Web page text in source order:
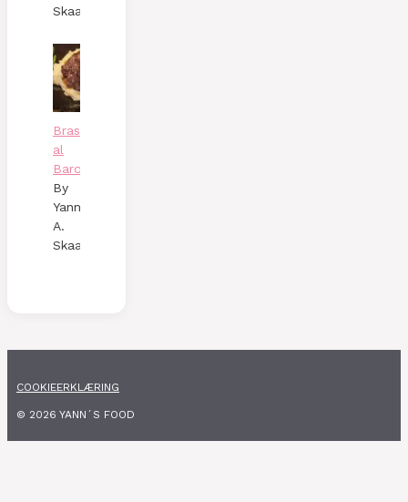
Skaalen
Brasato
al
Barolo
By
Yann
A.
Skaalen
COOKIEERKLÆRING
© 2026 YANN´S FOOD